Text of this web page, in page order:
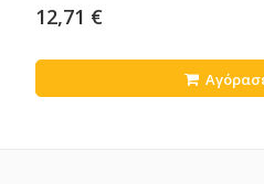
12,71 €